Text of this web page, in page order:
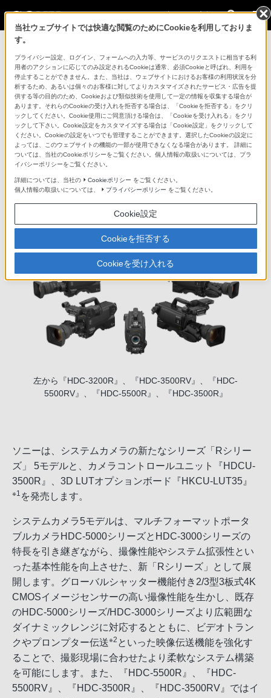
法人のお客様
2026年4月17日
新商品
システムカメラ新「Rシリーズ」 5モデルを発売
撮像性能やシステム拡張性を向上し、ラインアッ
プを刷新
左から『HDC-3200R』、『HDC-3500RV』、『HDC-
5500RV』、『HDC-5500R』、『HDC-3500R』
ソニーは、システムカメラの新たなシリーズ「Rシリー
ズ」 5モデルと、カメラコントロールユニット『HDCU-
3500R』、3D LUTオプションボード『HKCU-LUT35』
※1 を発売します。
システムカメラ5モデルは、マルチフォーマットポータ
ブルカメラHDC-5000シリーズとHDC-3000シリーズの
特長を引き継ぎながら、撮像性能やシステム拡張性とい
った基本性能を向上させた、新「Rシリーズ」として展
開します。グローバルシャッター機能付き2/3型3板式4K
CMOSイメージセンサーの高い撮像性能を生かし、既存
のHDC-5000シリーズ/HDC-3000シリーズより広範囲な
ダイナミックレンジに対応するとともに、ビデオトラン
クやプロンプター伝送※2 といった映像伝送機能を強化す
ることで、撮影現場に合わせたより柔軟なシステム構築
を可能にします。また、『HDC-5500R』、『HDC-
5500RV』、『HDC-3500R』、『HDC-3500RV』ではイ
当社ウェブサイトでは快適な閲覧のためにCookieを利用しておりま
す。
プライバシー設定、ログイン、フォームへの入力等、サービスのリクエストに相当する利
用者のアクションに応じてのみ設定されるCookieは通常、必須Cookieと呼ばれ、利用を
停止することができません。また、当社は、ウェブサイトにおけるお客様の利用状況を分
析するため、あるいは個々のお客様に対してよりカスタマイズされたサービス・広告を提
供する等の目的のため、Cookieおよび類似技術を使用して一定の情報を収集する場合が
あります。それらのCookieの受け入れを拒否する場合は、「Cookieを拒否する」をクリ
ックしてください。Cookie使用にご同意頂ける場合は、「Cookieを受け入れる」をクリ
ックして下さい。Cookie設定をカスタマイズする場合は「Cookie設定」をクリックして
ください。Cookieの設定をいつでも管理することができます。選択したCookieの設定に
よっては、このウェブサイトの機能の一部が使用できなくなる場合があります。 詳細に
ついては、当社のCookieポリシーをご覧ください。個人情報の取扱いについては、プラ
イバシーポリシーをご覧ください。
詳細については、当社の Cookieポリシー をご覧ください。
個人情報の取扱いについては、
プライバシーポリシー をご覧ください。
Cookie設定
Cookieを拒否する
Cookieを受け入れる